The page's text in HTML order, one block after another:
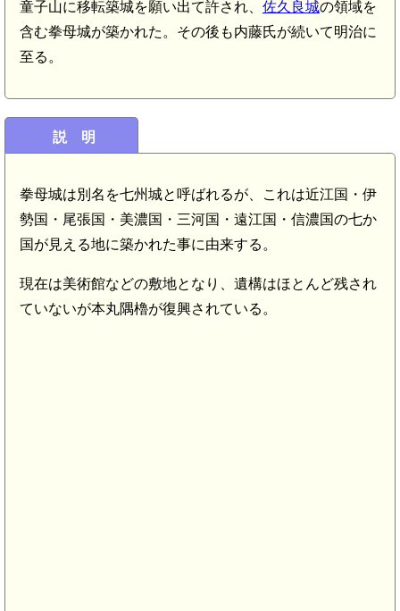
童子山に移転築城を願い出て許され、 佐久良城の領域を
含む拳母城が築かれた。その後も内藤氏が続いて明治に
至る。
説 明
拳母城は別名を七州城と呼ばれるが、これは近江国・伊
勢国・尾張国・美濃国・三河国・遠江国・信濃国の七か
国が見える地に築かれた事に由来する。
現在は美術館などの敷地となり、遺構はほとんど残され
ていないが本丸隅櫓が復興されている。